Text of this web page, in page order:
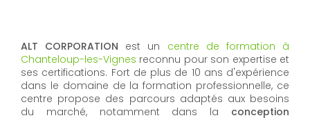
ALT CORPORATION est un centre de formation à
Chanteloup-les-Vignes reconnu pour son expertise et
ses certifications. Fort de plus de 10 ans d'expérience
dans le domaine de la formation professionnelle, ce
centre propose des parcours adaptés aux besoins
du marché, notamment dans la conception